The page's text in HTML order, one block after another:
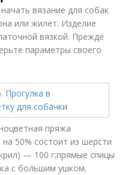
вязание для собак
или жилет. Изделие
вязкой. Прежде
параметры своего
пряжа
50% состоит из шерсти
— 100 г;прямые спицы
с большим ушком.